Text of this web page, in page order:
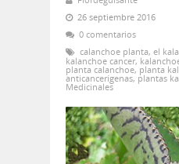
26 septiembre 2016
0 comentarios
calanchoe planta, el
kalanchoe cancer,
planta calanchoe, planta
anticancerígenas, plantas
Medicinales